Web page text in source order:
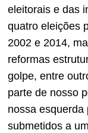
eleitorais e das
quatro eleições
2002 e 2014,
reformas
golpe, entre
parte de nosso
nossa esquerda
submetidos a